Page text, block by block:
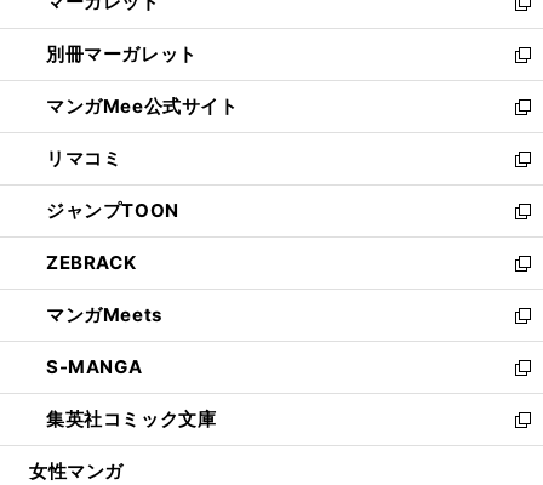
開
く
ウ
で
開
く
い
ウ
ィ
ン
ド
ウ
で
開
く
新
し
い
ウ
ィ
ン
ド
ウ
で
開
く
別冊マーガレット
新
し
い
ウ
ィ
ン
ド
ウ
で
開
く
マンガMee公式サイト
新
し
い
ウ
ィ
ン
ド
ウ
で
開
く
リマコミ
新
し
い
ウ
ィ
ン
ド
ウ
で
開
く
ジャンプTOON
新
し
い
ウ
ィ
ン
ド
ウ
で
開
ZEBRACK
新
し
い
ウ
ィ
ン
ド
ウ
マンガMeets
新
し
い
ウ
ィ
ン
S-MANGA
新
し
い
ウ
集英社コミック文庫
新
し
女性マンガ